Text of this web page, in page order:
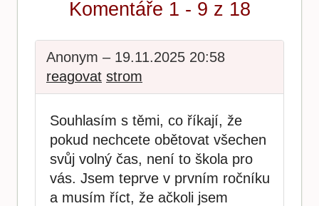
Komentáře 1 - 9 z 18
Anonym – 19.11.2025 20:58
reagovat strom
Souhlasím s těmi, co říkají, že
pokud nechcete obětovat všechen
svůj volný čas, není to škola pro
vás. Jsem teprve v prvním ročníku
a musím říct, že ačkoli jsem